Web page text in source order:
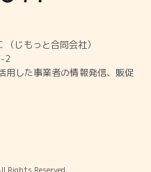
じもっと合同会社）
2
用した事業者の情報発信、販促
Rights Reserved.